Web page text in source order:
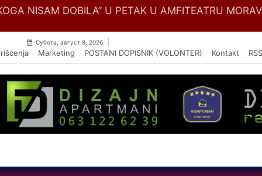
Skip
NISAM DOBILA” U PETAK U AMFITEATRU
Субота, август 8, 2026
Marketing POSTANI DOPISNIK (VOLONTER) Kontakt RSS